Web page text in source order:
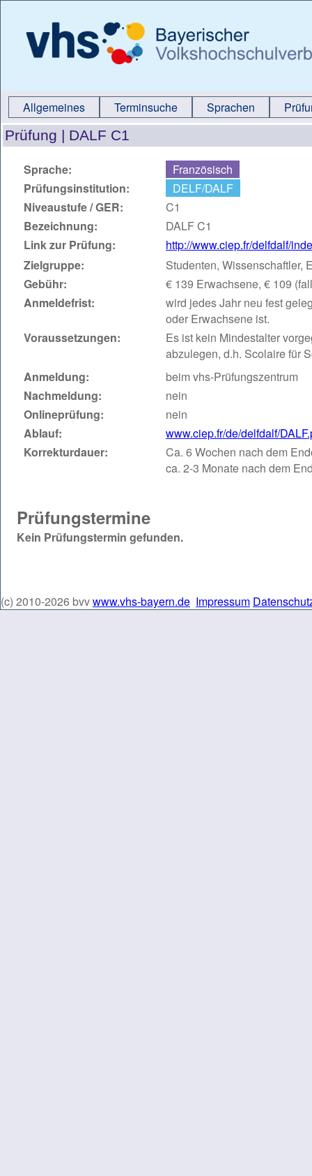
Allgemeines Terminsuche Sprachen
Prüfung | DALF C1
Sprache:
Französisch
Prüfungsinstitution:
DELF/DALF
Niveaustufe / GER:
C1
Bezeichnung:
DALF C1
Link zur Prüfung:
http://www.ciep.fr/delfdalf/
Zielgruppe:
Studenten, Wissenschaftler,
Gebühr:
€ 139 Erwachsene, € 109
Anmeldefrist:
wird jedes Jahr neu fest
oder Erwachsene ist.
Voraussetzungen:
Es ist kein Mindestalter
abzulegen, d.h. Scolaire für
Anmeldung:
beim vhs-Prüfungszentrum
Nachmeldung:
nein
Onlineprüfung:
nein
Ablauf:
www.ciep.fr/de/delfdalf/
Korrekturdauer:
Ca. 6 Wochen nach dem
ca. 2-3 Monate nach dem
Prüfungstermine
Kein Prüfungstermin gefunden.
(c) 2010-2026 bvvwww.vhs-bayern.de Impressum